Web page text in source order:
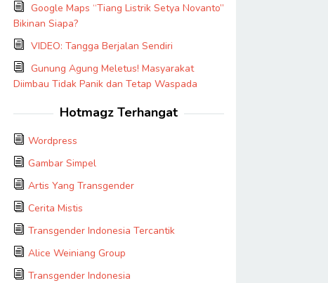
Google Maps “Tiang Listrik Setya Novanto”
Bikinan Siapa?
VIDEO: Tangga Berjalan Sendiri
Gunung Agung Meletus! Masyarakat
Diimbau Tidak Panik dan Tetap Waspada
Hotmagz Terhangat
Wordpress
Gambar Simpel
Artis Yang Transgender
Cerita Mistis
Transgender Indonesia Tercantik
Alice Weiniang Group
Transgender Indonesia